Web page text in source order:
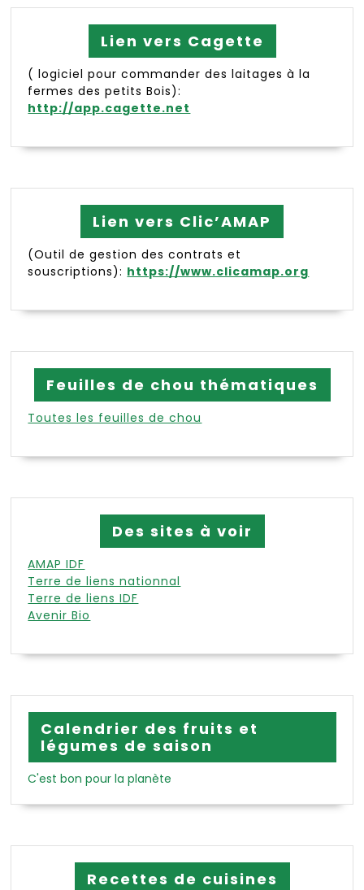
Lien vers Cagette
( logiciel pour commander des laitages à la
fermes des petits Bois):
http://app.cagette.net
Lien vers Clic’AMAP
(Outil de gestion des contrats et
souscriptions): https://www.clicamap.org
Feuilles de chou thématiques
Toutes les feuilles de chou
Des sites à voir
AMAP IDF
Terre de liens nationnal
Terre de liens IDF
Avenir Bio
Calendrier des fruits et
légumes de saison
C'est bon pour la planète
Recettes de cuisines